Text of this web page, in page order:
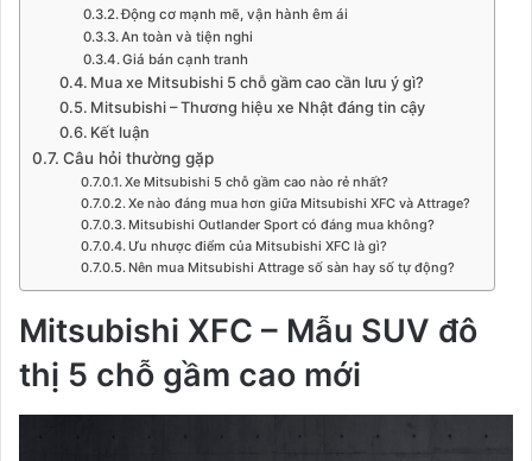
Động cơ mạnh mẽ, vận hành êm ái
An toàn và tiện nghi
Giá bán cạnh tranh
Mua xe Mitsubishi 5 chỗ gầm cao cần lưu ý gì?
Mitsubishi – Thương hiệu xe Nhật đáng tin cậy
Kết luận
Câu hỏi thường gặp
Xe Mitsubishi 5 chỗ gầm cao nào rẻ nhất?
Xe nào đáng mua hơn giữa Mitsubishi XFC và Attrage?
Mitsubishi Outlander Sport có đáng mua không?
Ưu nhược điểm của Mitsubishi XFC là gì?
Nên mua Mitsubishi Attrage số sàn hay số tự động?
Mitsubishi XFC – Mẫu SUV đô
thị 5 chỗ gầm cao mới